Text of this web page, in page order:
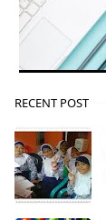
RECENT POST